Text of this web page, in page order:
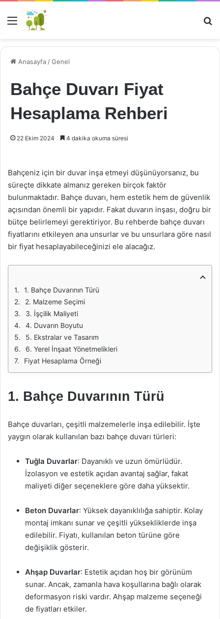
Menü
Anasayfa /Genel
Bahçe Duvarı Fiyat
Hesaplama Rehberi
22 Ekim 2024 4 dakika okuma süresi
Bahçeniz için bir duvar inşa etmeyi düşünüyorsanız, bu
süreçte dikkate almanız gereken birçok faktör
bulunmaktadır. Bahçe duvarı, hem estetik hem de güvenlik
açısından önemli bir yapıdır. Fakat duvarın inşası, doğru bir
bütçe belirlemeyi gerektiriyor. Bu rehberde bahçe duvarı
fiyatlarını etkileyen ana unsurlar ve bu unsurlara göre nasıl
bir fiyat hesaplayabileceğinizi ele alacağız.
1. Bahçe Duvarının Türü
2. Malzeme Seçimi
3. İşçilik Maliyeti
4. Duvarın Boyutu
5. Ekstralar ve Tasarım
6. Yerel İnşaat Yönetmelikleri
Fiyat Hesaplama Örneği
1. Bahçe Duvarının Türü
Bahçe duvarları, çeşitli malzemelerle inşa edilebilir. İşte
yaygın olarak kullanılan bazı bahçe duvarı türleri:
Tuğla Duvarlar: Dayanıklı ve uzun ömürlüdür.
İzolasyon ve estetik açıdan avantaj sağlar, fakat
maliyeti diğer seçeneklere göre daha yüksektir.
Beton Duvarlar: Yüksek dayanıklılığa sahiptir. Kolay
montaj imkanı sunar ve çeşitli yüksekliklerde inşa
edilebilir. Fiyatı, kullanılan beton türüne göre
değişiklik gösterir.
Ahşap Duvarlar: Estetik açıdan hoş bir görünüm
sunar. Ancak, zamanla hava koşullarına bağlı olarak
deformasyon riski vardır. Ahşap malzeme seçeneği
de fiyatları etkiler.